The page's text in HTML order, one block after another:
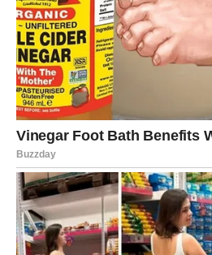
sloboda, ideje i brzina promjena
sreće i finansijskog uspjeha.